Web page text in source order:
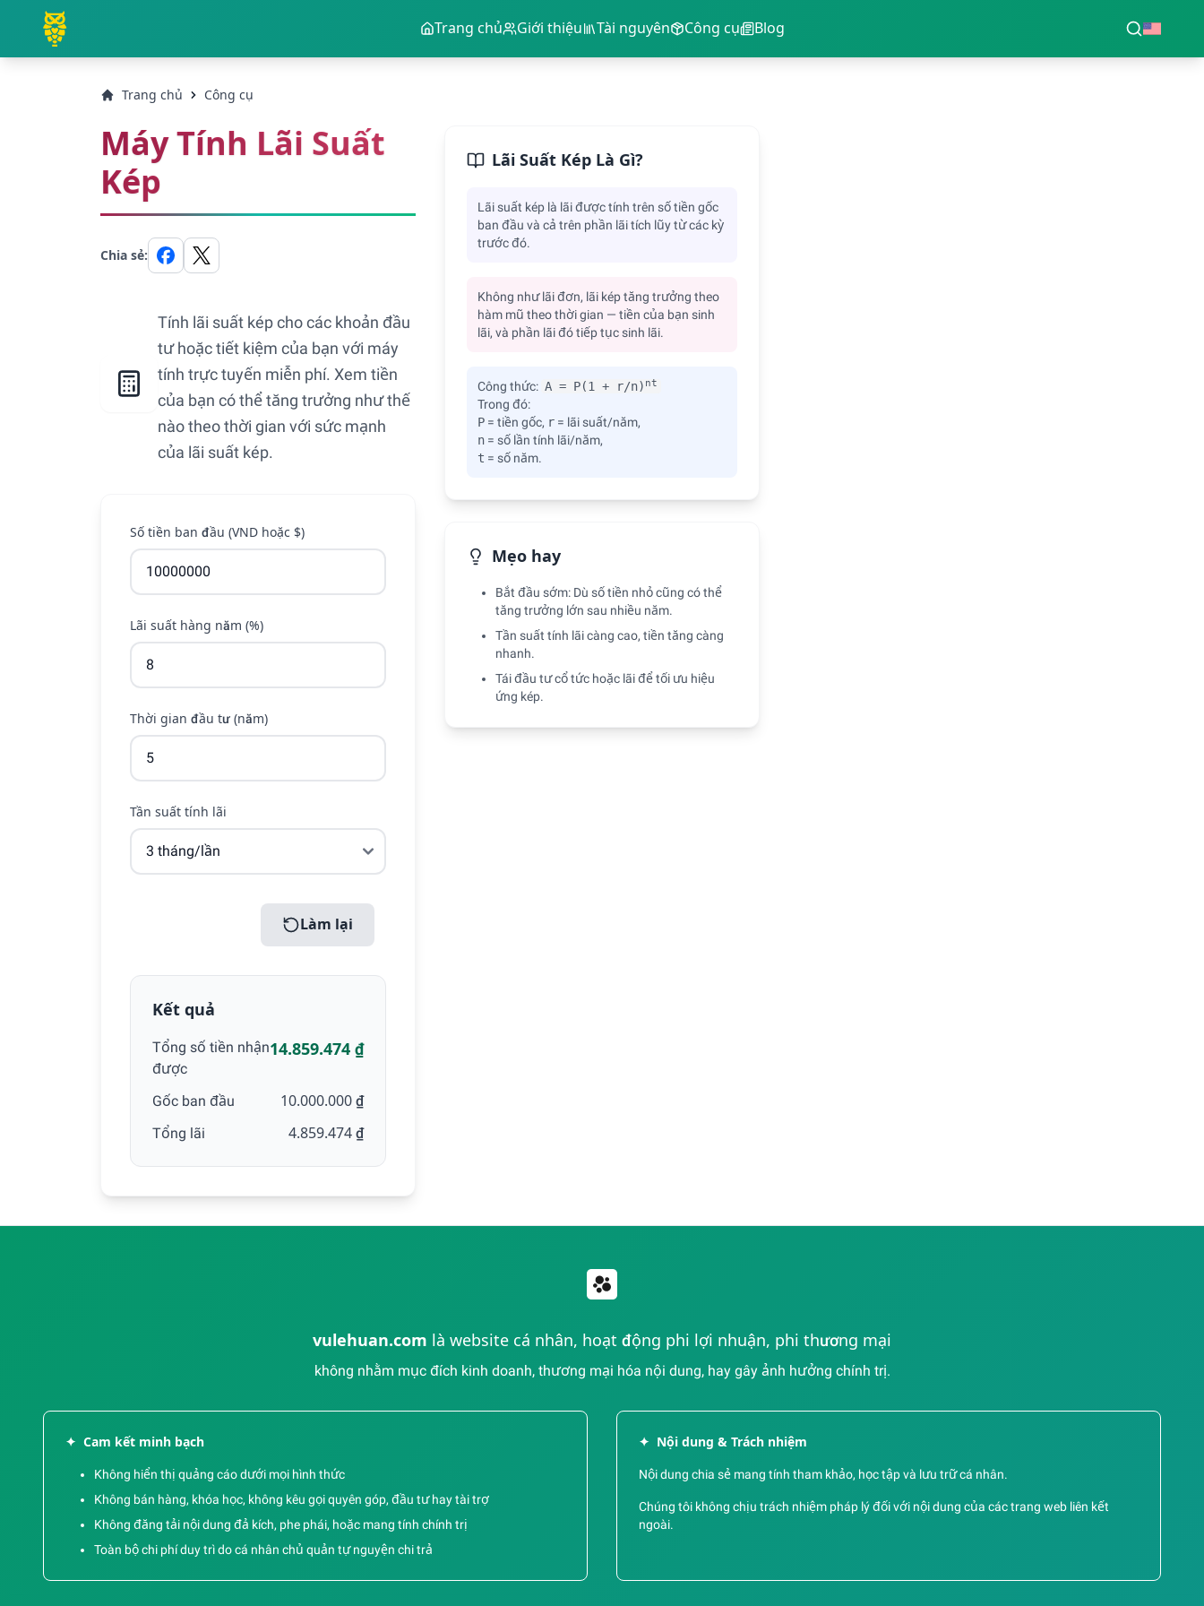
Trang chủ Giới thiệu Tài nguyên Công cụ Blog
Trang chủ Công cụ
Máy Tính Lãi Suất
Kép
Chia sẻ:
Tính lãi suất kép cho các khoản đầu
tư hoặc tiết kiệm của bạn với máy
tính trực tuyến miễn phí. Xem tiền
của bạn có thể tăng trưởng như thế
nào theo thời gian với sức mạnh
của lãi suất kép.
Số tiền ban đầu (VND hoặc $)
Lãi suất hàng năm (%)
Thời gian đầu tư (năm)
Tần suất tính lãi
Làm lại
Kết quả
Tổng số tiền nhận
được
14.859.474 ₫
Gốc ban đầu
10.000.000 ₫
Tổng lãi
4.859.474 ₫
Lãi Suất Kép Là Gì?
Lãi suất kép là lãi được tính trên số tiền gốc
ban đầu và cả trên phần lãi tích lũy từ các kỳ
trước đó.
Không như lãi đơn, lãi kép tăng trưởng theo
hàm mũ theo thời gian — tiền của bạn sinh
lãi, và phần lãi đó tiếp tục sinh lãi.
Công thức: A = P(1 + r/n) nt
Trong đó:
P = tiền gốc, r = lãi suất/năm,
n = số lần tính lãi/năm,
t = số năm.
Mẹo hay
Bắt đầu sớm: Dù số tiền nhỏ cũng có thể
tăng trưởng lớn sau nhiều năm.
Tần suất tính lãi càng cao, tiền tăng càng
nhanh.
Tái đầu tư cổ tức hoặc lãi để tối ưu hiệu
ứng kép.
vulehuan.com là website cá nhân, hoạt động phi lợi nhuận, phi thương mại
không nhằm mục đích kinh doanh, thương mại hóa nội dung, hay gây ảnh hưởng chính trị.
✦ Cam kết minh bạch
Không hiển thị quảng cáo dưới mọi hình thức
Không bán hàng, khóa học, không kêu gọi quyên góp, đầu tư hay tài trợ
Không đăng tải nội dung đả kích, phe phái, hoặc mang tính chính trị
Toàn bộ chi phí duy trì do cá nhân chủ quản tự nguyện chi trả
✦ Nội dung & Trách nhiệm
Nội dung chia sẻ mang tính tham khảo, học tập và lưu trữ cá nhân.
Chúng tôi không chịu trách nhiệm pháp lý đối với nội dung của các trang web liên kết
ngoài.